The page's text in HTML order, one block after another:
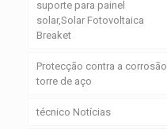
suporte para painel
solar,Solar Fotovoltaica
Breaket
Protecção contra a corrosão
torre de aço
técnico Notícias